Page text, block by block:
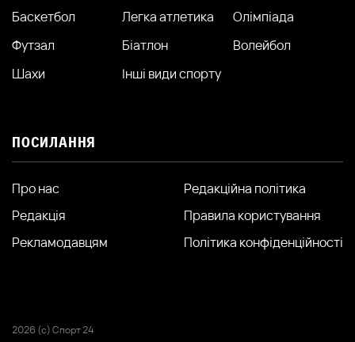
Баскетбол
Легка атлетика
Олімпіада
Футзал
Біатлон
Волейбол
Шахи
Інші види спорту
ПОСИЛАННЯ
Про нас
Редакція
Рекламодавцям
Редакційна політика
Правила користування
Політика конфіденційності
2026 (с) Спорт 24